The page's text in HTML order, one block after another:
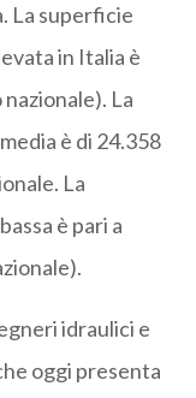
La superficie
in Italia è
La
è di 24.358
La
è pari a
idraulici e
oggi presenta